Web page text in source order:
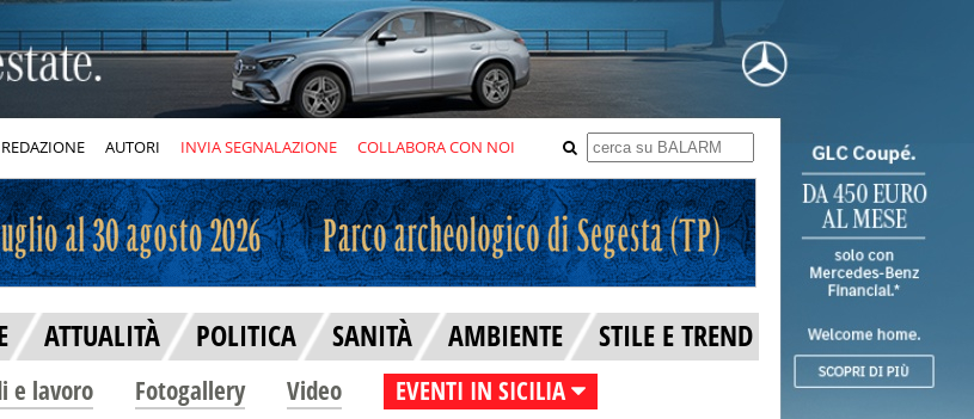
REDAZIONE AUTORI INVIA SEGNALAZIONE COLLABORA CON NOI
ATTUALITÀ POLITICA SANITÀ AMBIENTE STILE E TREND
e lavoro Fotogallery Video EVENTI IN SICILIA